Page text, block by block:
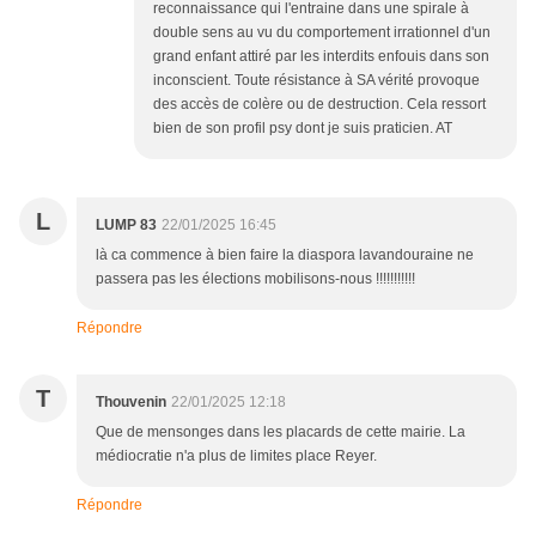
reconnaissance qui l'entraine dans une spirale à
double sens au vu du comportement irrationnel d'un
grand enfant attiré par les interdits enfouis dans son
inconscient. Toute résistance à SA vérité provoque
des accès de colère ou de destruction. Cela ressort
bien de son profil psy dont je suis praticien. AT
L LUMP 83 22/01/2025 16:45
là ca commence à bien faire la diaspora lavandouraine ne
passera pas les élections mobilisons-nous !!!!!!!!!!!
Répondre
T Thouvenin 22/01/2025 12:18
Que de mensonges dans les placards de cette mairie. La
médiocratie n'a plus de limites place Reyer.
Répondre